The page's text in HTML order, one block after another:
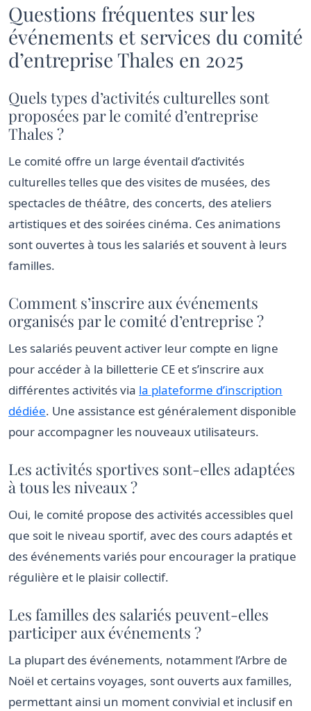
Questions fréquentes sur les
événements et services du comité
d’entreprise Thales en 2025
Quels types d’activités culturelles sont
proposées par le comité d’entreprise
Thales ?
Le comité offre un large éventail d’activités
culturelles telles que des visites de musées, des
spectacles de théâtre, des concerts, des ateliers
artistiques et des soirées cinéma. Ces animations
sont ouvertes à tous les salariés et souvent à leurs
familles.
Comment s’inscrire aux événements
organisés par le comité d’entreprise ?
Les salariés peuvent activer leur compte en ligne
pour accéder à la billetterie CE et s’inscrire aux
différentes activités via la plateforme d’inscription
dédiée. Une assistance est généralement disponible
pour accompagner les nouveaux utilisateurs.
Les activités sportives sont-elles adaptées
à tous les niveaux ?
Oui, le comité propose des activités accessibles quel
que soit le niveau sportif, avec des cours adaptés et
des événements variés pour encourager la pratique
régulière et le plaisir collectif.
Les familles des salariés peuvent-elles
participer aux événements ?
La plupart des événements, notamment l’Arbre de
Noël et certains voyages, sont ouverts aux familles,
permettant ainsi un moment convivial et inclusif en